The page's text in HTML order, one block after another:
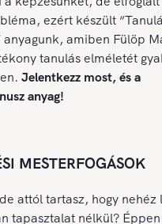
ezért készült
amiben Fülöp
tanulás elméletét
Jelentkezz most, és a
anyag!
MESTERFOGÁSOK
attól tartasz, hogy nehéz
tapasztalat nélkül?